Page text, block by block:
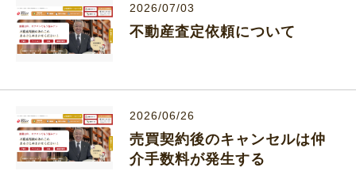
2026/07/03
不動産査定依頼について
2026/06/26
売買契約後のキャンセルは仲
介手数料が発生する